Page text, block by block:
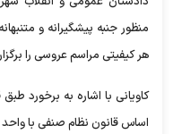
منظور جنبه پیشگیرانه و
هر کیفیتی مراسم عروسی را
کاویانی با اشاره به برخورد
اساس قانون نظام صنفی با